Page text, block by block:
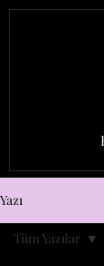
Yazı
Tüm Yazılar